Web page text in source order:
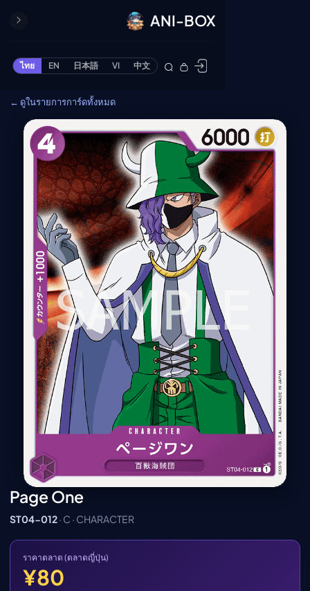
ANI-BOX
ไทย EN 日本語 VI 中文
ปิด
ONE PIECE
Collection
Deck Builder
My-Collection
Deck Library
Deck Share
PREMIUM SERVICE
ทีวีออนไลน์
แนะนำรายการทีวี
อนิเมะ
ตารางออกอากาศอนิ
เมะ (คืนนี้)
ตารางออกอากาศอนิ
เมะ
← ดูในรายการการ์ดทั้งหมด
Page One
ST04-012· C · CHARACTER
ราคาตลาด (ตลาดญี่ปุ่น)
¥80